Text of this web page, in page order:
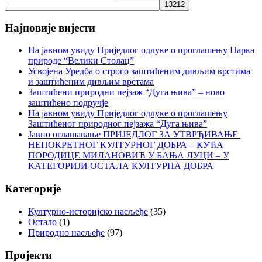
Најновије вијести
На јавном увиду Приједлог oдлуке о проглашењу Парка
природе “Велики Столац”
Усвојена Уредба о строго заштићеним дивљим врстима
и заштићеним дивљим врстама
Заштићени природни пејзаж “Дуга њива” – ново
заштићено подручје
На јавном увиду Приједлог oдлуке о проглашењу
Заштићеног природног пејзажа “Дуга њива”
Јавно оглашавање ПРИЈЕДЛОГ ЗА УТВРЂИВАЊЕ
НЕПОКРЕТНОГ КУЛТУРНОГ ДОБРА – КУЋА
ПОРОДИЦЕ МИЛАНОВИЋ У БАЊА ЛУЦИ – У
КАТЕГОРИЈИ ОСТАЛА КУЛТУРНА ДОБРА
Категорије
Културно-историјско насљеђе (35)
Остало (1)
Природно насљеђе (97)
Пројекти